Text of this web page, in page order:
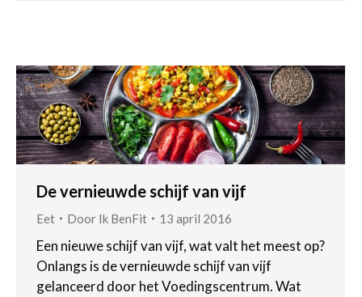
De vernieuwde schijf van vijf
Eet Door Ik BenFit 13 april 2016
Een nieuwe schijf van vijf, wat valt het meest op?
Onlangs is de vernieuwde schijf van vijf
gelanceerd door het Voedingscentrum. Wat